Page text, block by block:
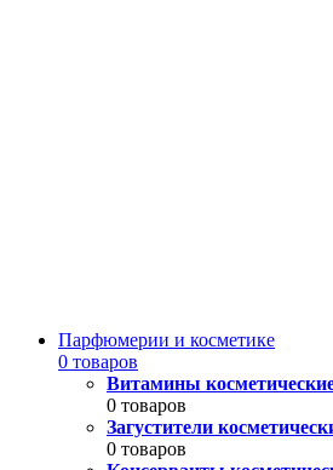
Парфюмерии и косметике
0 товаров
Витамины
0 товаров
Загустители
0 товаров